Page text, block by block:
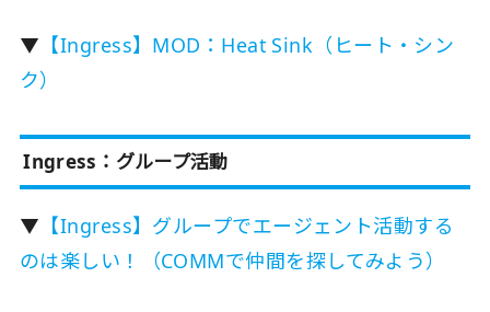
▼ 【Ingress】MOD：Heat Sink（ヒート・シン
ク）
Ingress：グループ活動
▼ 【Ingress】グループでエージェント活動する
のは楽しい！（COMMで仲間を探してみよう）